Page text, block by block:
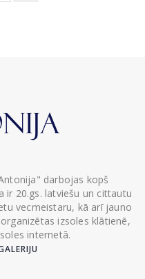
darbojas kopš
ir 20.gs. latviešu un cittautu
vecmeistaru, kā arī jauno
izsoles klātienē,
internetā.